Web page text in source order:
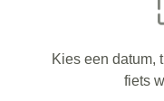
Kies een datum,
fiets